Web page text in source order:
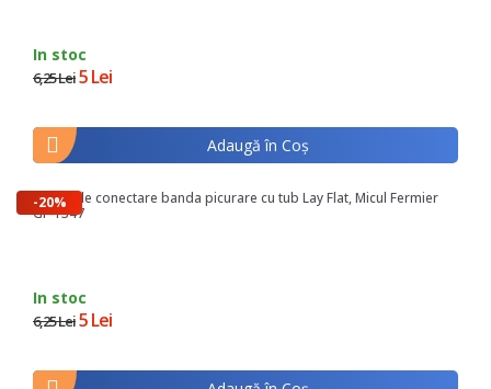
In stoc
6,25 Lei5 Lei
Adaugă în Coş
-20%
Cuplaj de conectare banda picurare cu tub Lay Flat, Micul Fermier
GF-1347
In stoc
6,25 Lei5 Lei